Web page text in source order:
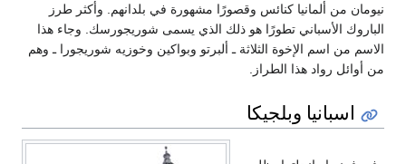
نيومان من ألمانيا كنائس وقصورًا مشهورة في بلدانهم. وأكثر طرز
الباروك الأسباني تطورًا هو ذلك الذي يسمى شوريجورسك. وجاء هذا
الاسم من اسم الإخوة الثلاثة ـ ألبرتو وبواكين وخوزيه شوريجورا ـ وهم
من أوائل رواد هذا الطراز.
اسبانيا وبلجيكا